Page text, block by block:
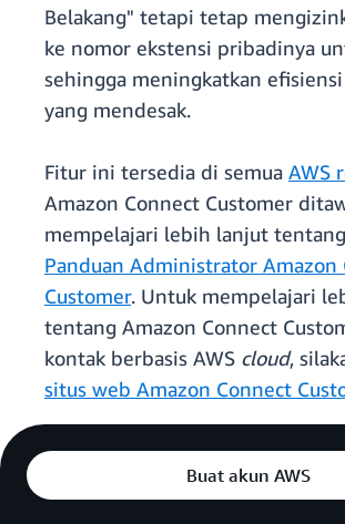
Belakang" tetapi tetap
ke nomor ekstensi pribadinya
sehingga meningkatkan
yang mendesak.
Fitur ini tersedia di semua AWS
Amazon Connect Customer
mempelajari lebih lanjut
Panduan Administrator Amazon
Customer. Untuk mempelajari
tentang Amazon Connect
kontak berbasis AWS cloud,
situs web Amazon Connect
Buat akun AWS